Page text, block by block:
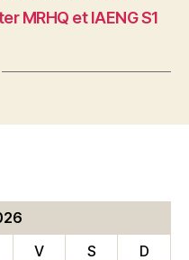
MRHQ et IAENG S1
V S
D